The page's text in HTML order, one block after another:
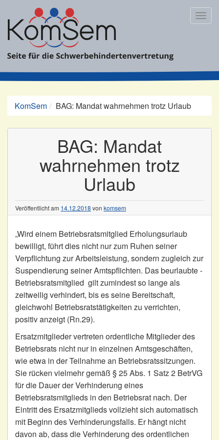
Inhalt
springen
KomSem BAG: Mandat wahrnehmen trotz Urlaub
BAG: Mandat
wahrnehmen trotz
Urlaub
Veröffentlicht am 14.12.2018 von komsem
„Wird einem Betriebsratsmitglied Erholungsurlaub
bewilligt, führt dies nicht nur zum Ruhen seiner
Verpflichtung zur Arbeitsleistung, sondern zugleich zur
Suspendierung seiner Amtspflichten. Das beurlaubte ­
Betriebsratsmitglied ­ gilt zumindest so lange als
zeitweilig verhindert, bis es seine Bereitschaft,
gleichwohl Betriebsratstätigkeiten zu verrichten,
positiv anzeigt (Rn.29).
Ersatzmitglieder vertreten ordentliche Mitglieder des
Betriebsrats nicht nur in einzelnen Amtsgeschäften,
wie etwa in der Teilnahme an Betriebsratssitzungen.
Sie rücken vielmehr gemäß § 25 Abs. 1 Satz 2 BetrVG
für die Dauer der Verhinderung eines
Betriebsratsmitglieds in den Betriebsrat nach. Der
Eintritt des Ersatzmitglieds vollzieht sich automatisch
mit Beginn des Verhinderungsfalls. Er hängt nicht
davon ab, dass die Verhinderung des ordentlichen